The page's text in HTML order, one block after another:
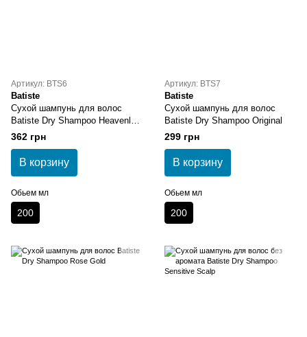
Артикул: BTS6
Batiste
Cухой шампунь для волос
Batiste Dry Shampoo Heavenly
Volume
362 грн
В корзину
Обьем мл
200
Артикул: BTS7
Batiste
Cухой шампунь для волос
Batiste Dry Shampoo Original
299 грн
В корзину
Обьем мл
200